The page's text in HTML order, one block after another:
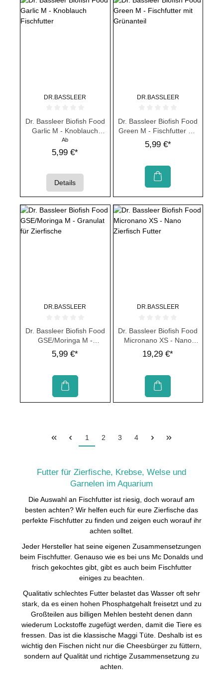
DR.BASSLEER
Durchschnittliche Bewertung von 0 von 5 Sternen
Dr. Bassleer Biofish Food
Garlic M - Knoblauch
Fischfutter
Ab
5,99 €*
Details
DR.BASSLEER
Durchschnittliche Bewertung von
Dr. Bassleer Biofish Food
Green M - Fischfutter mit
Grünanteil
5,99 €*
DR.BASSLEER
Durchschnittliche Bewertung von 0 von 5 Sternen
Dr. Bassleer Biofish Food
GSE/Moringa M -
Granulat für Zierfische
5,99 €*
DR.BASSLEER
Durchschnittliche Bewertung von
Dr. Bassleer Biofish Food
Micronano XS - Nano
Zierfisch Futter
19,29 €*
1 2 3 4
Futter für Zierfische, Krebse, Welse und
Garnelen im Aquarium
Die Auswahl an Fischfutter ist riesig, doch worauf am
besten achten? Wir helfen euch für eure Zierfische das
perfekte Fischfutter zu finden und zeigen euch worauf ihr
achten solltet.
Jeder Hersteller hat seine eigenen Zusammensetzungen
beim Fischfutter. Genauso wie es bei uns Mc Donalds und
frisch gekochtes gibt, gibt es auch beim Fischfutter
einiges zu beachten.
Qualitativ schlechtes Futter belastet das Wasser oft sehr
stark, da es einen hohen Phosphatgehalt freisetzt und zu
Großteilen aus billigen Mehlen besteht denen dann
wiederum Lockstoffe zugefügt werden, damit die Tiere es
fressen. Das ist die klassische Maggi Tüte. Deshalb ist es
wichtig den Fischen nicht nur die Cheesbürger zu füttern,
sondern auf Qualität und richtige Zusammensetzung zu
achten.